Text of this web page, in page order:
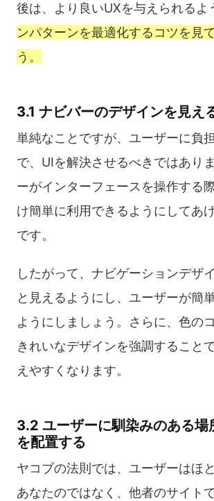
後は、より良いUXを与えられるよ
ンパターンを最適化するコツを見
う。
3.1 ナビバーのデザインを見え
単純なことですが、ユーザーに負
で、UIを解決させるべきではあり
ーがインターフェースを操作する
け簡単に利用できるようにしてあ
です。
したがって、ナビゲーションデザ
と見えるようにし、ユーザーが簡
ようにしましょう。さらに、色の
きれいなデザインを強調すること
えやすくなります。
3.2 ユーザーに馴染みのある場
を配置する
ヤコブの法則では、ユーザーはほ
あなたのではなく、他者のサイト